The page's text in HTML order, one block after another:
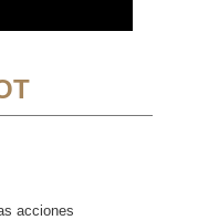
acciones